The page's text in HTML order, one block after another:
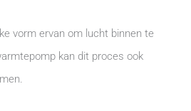
vorm ervan om lucht binnen te
kan dit proces ook